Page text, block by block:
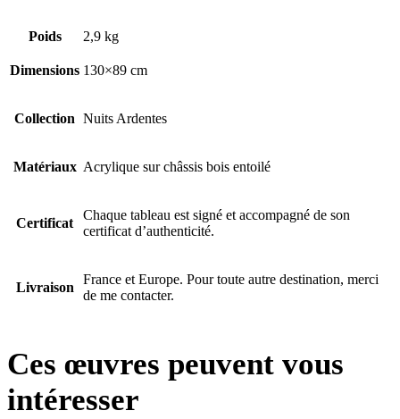
Poids 2,9 kg
Dimensions 130×89 cm
Collection Nuits Ardentes
Matériaux Acrylique sur châssis bois entoilé
Certificat
Chaque tableau est signé et accompagné de son
certificat d’authenticité.
Livraison
France et Europe. Pour toute autre destination, merci
de me contacter.
Ces œuvres peuvent vous
intéresser